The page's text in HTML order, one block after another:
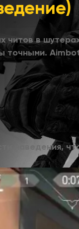
в
точными.
наведения,